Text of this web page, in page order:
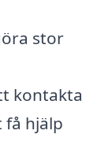
stor
kontakta
hjälp